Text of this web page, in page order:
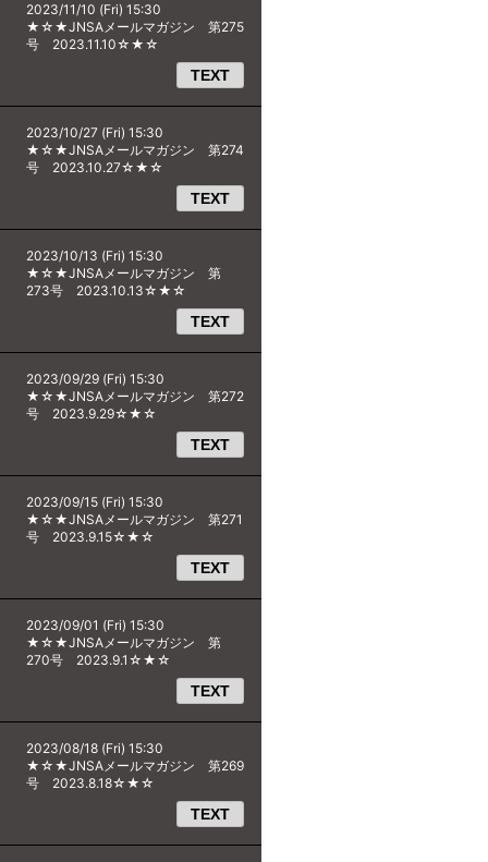
2023/11/10 (Fri) 15:30
★☆★JNSAメールマガジン 第275
号 2023.11.10☆★☆
TEXT
2023/10/27 (Fri) 15:30
★☆★JNSAメールマガジン 第274
号 2023.10.27☆★☆
TEXT
2023/10/13 (Fri) 15:30
★☆★JNSAメールマガジン 第
273号 2023.10.13☆★☆
TEXT
2023/09/29 (Fri) 15:30
★☆★JNSAメールマガジン 第272
号 2023.9.29☆★☆
TEXT
2023/09/15 (Fri) 15:30
★☆★JNSAメールマガジン 第271
号 2023.9.15☆★☆
TEXT
2023/09/01 (Fri) 15:30
★☆★JNSAメールマガジン 第
270号 2023.9.1☆★☆
TEXT
2023/08/18 (Fri) 15:30
★☆★JNSAメールマガジン 第269
号 2023.8.18☆★☆
TEXT